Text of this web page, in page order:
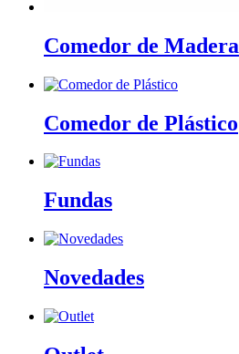
Comedor de Madera
Comedor de Plástico
Fundas
Novedades